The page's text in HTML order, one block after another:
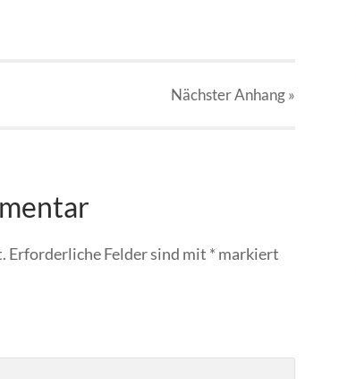
NächsterAnhang»
Erforderliche Felder sind mit * markiert